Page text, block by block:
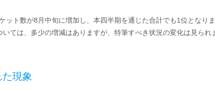
ット数が8月中旬に増加し、本四半期を通じた合計でも1位となり
いては、多少の増減はありますが、特筆すべき状況の変化は見られ
現象